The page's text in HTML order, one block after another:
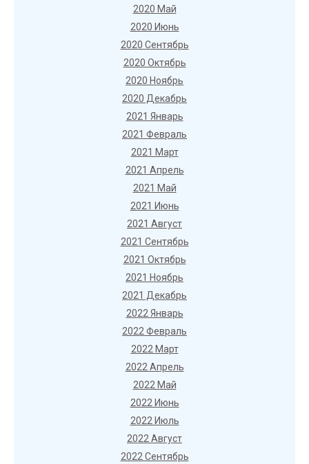
2020 Май
2020 Июнь
2020 Сентябрь
2020 Октябрь
2020 Ноябрь
2020 Декабрь
2021 Январь
2021 Февраль
2021 Март
2021 Апрель
2021 Май
2021 Июнь
2021 Август
2021 Сентябрь
2021 Октябрь
2021 Ноябрь
2021 Декабрь
2022 Январь
2022 Февраль
2022 Март
2022 Апрель
2022 Май
2022 Июнь
2022 Июль
2022 Август
2022 Сентябрь